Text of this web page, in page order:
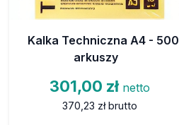
Kalka Techniczna A4 - 500
arkuszy
301,00 zł netto
370,23 zł brutto